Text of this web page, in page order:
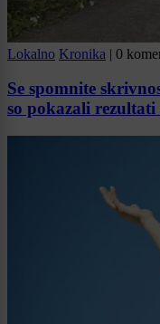
Lokalno Kronika | 0
Se spomnite
so pokazali rezultati